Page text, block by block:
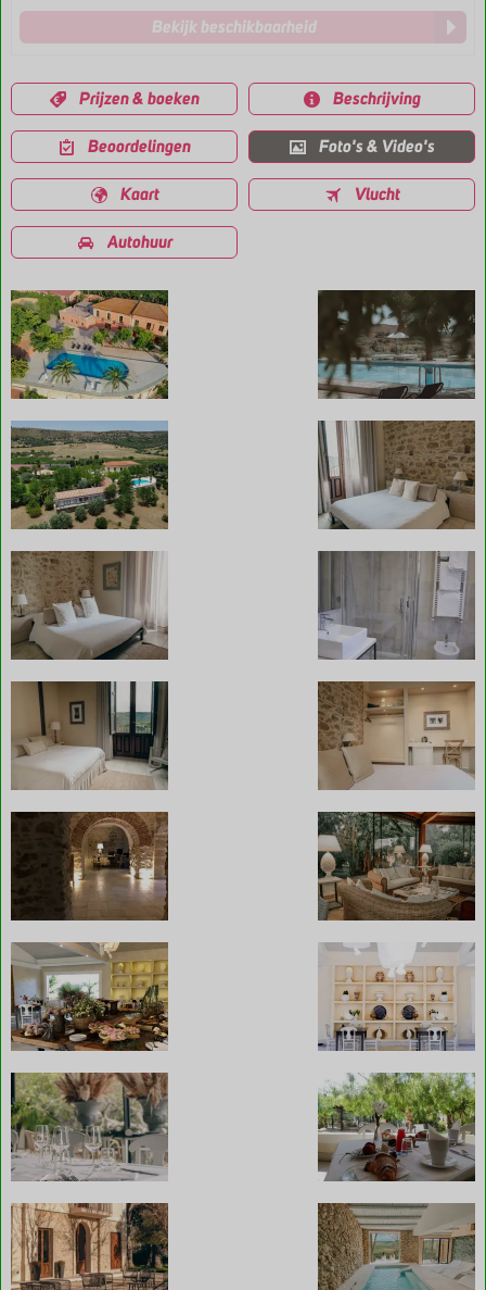
Bekijk beschikbaarheid
Prijzen & boeken Beschrijving
Beoordelingen Foto's & Video's
Kaart Vlucht
Autohuur